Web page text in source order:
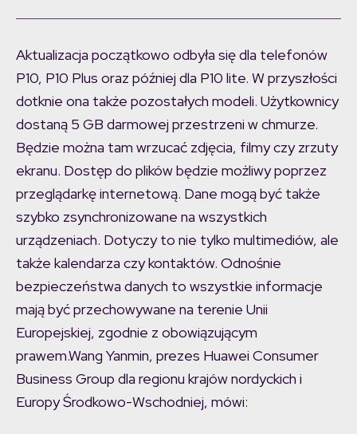
Aktualizacja początkowo odbyła się dla telefonów
P10, P10 Plus oraz później dla P10 lite. W przyszłości
dotknie ona także pozostałych modeli. Użytkownicy
dostaną 5 GB darmowej przestrzeni w chmurze.
Będzie można tam wrzucać zdjęcia, filmy czy zrzuty
ekranu. Dostęp do plików będzie możliwy poprzez
przeglądarkę internetową. Dane mogą być także
szybko zsynchronizowane na wszystkich
urządzeniach. Dotyczy to nie tylko multimediów, ale
także kalendarza czy kontaktów. Odnośnie
bezpieczeństwa danych to wszystkie informacje
mają być przechowywane na terenie Unii
Europejskiej, zgodnie z obowiązującym
prawem.Wang Yanmin, prezes Huawei Consumer
Business Group dla regionu krajów nordyckich i
Europy Środkowo-Wschodniej, mówi: